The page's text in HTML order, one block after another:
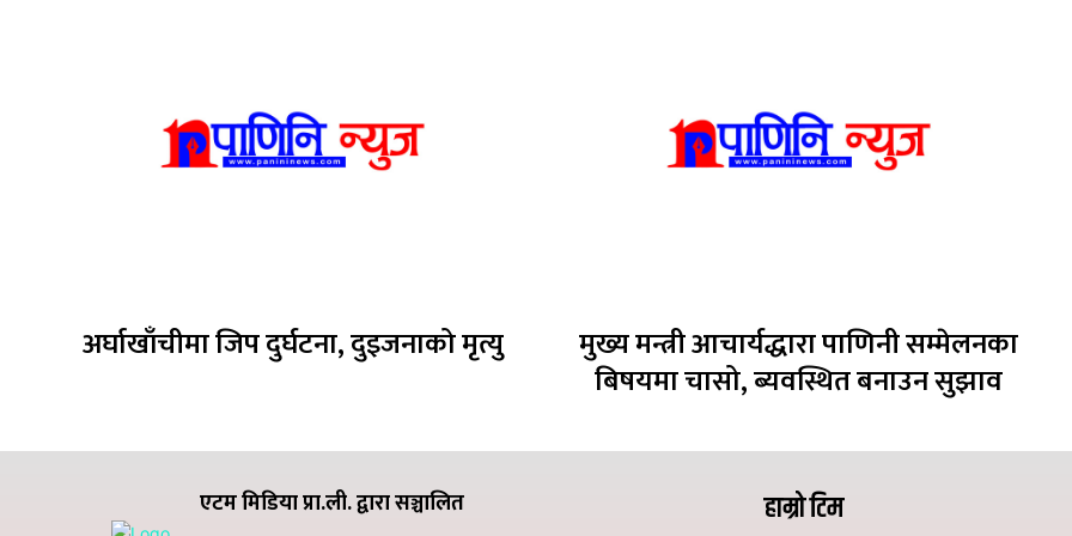
अर्घाखाँचीमा जिप दुर्घटना, दुइजनाको मृत्यु मुख्य मन्त्री आचार्यद्धारा पाणिनी सम्मेलनका
बिषयमा चासो, ब्यवस्थित बनाउन सुझाव
एटम मिडिया प्रा.ली. द्वारा सञ्चालित हाम्रो टिम